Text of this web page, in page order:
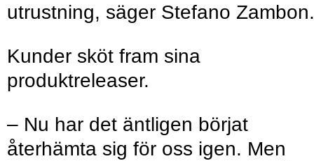
utrustning, säger Stefano Zambon.
Kunder sköt fram sina
produktreleaser.
– Nu har det äntligen börjat
återhämta sig för oss igen. Men